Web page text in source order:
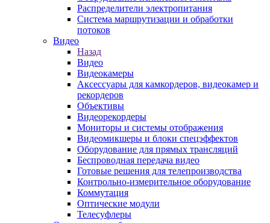
Распределители электропитания
Система маршрутизации и обработки
потоков
Видео
Назад
Видео
Видеокамеры
Аксессуары для камкордеров, видеокамер и
рекордеров
Объективы
Видеорекордеры
Мониторы и системы отображения
Видеомикшеры и блоки спецэффектов
Оборудование для прямых трансляций
Беспроводная передача видео
Готовые решения для телепроизводства
Контрольно-измерительное оборудование
Коммутация
Оптические модули
Телесуфлеры